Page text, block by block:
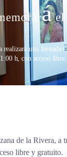
áel
realizará una Jornada
h, con acceso
de la Rivera, a
libre y gratuito.